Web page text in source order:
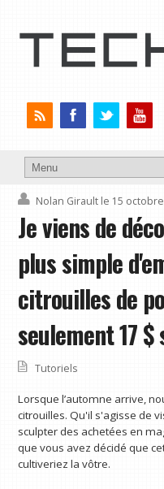
Nolan Girault le 15
Je viens de
plus simple
citrouilles de
seulement 17 $
Tutoriels
Lorsque l’automne arrive,
citrouilles. Qu'il s'agisse de
sculpter des achetées en
que vous avez décidé que
cultiveriez la vôtre.